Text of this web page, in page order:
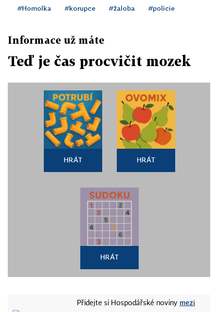
#Homolka #korupce #žaloba #policie
Informace už máte
Teď je čas procvičit mozek
HRÁT HRÁT
HRÁT
Přidejte si Hospodářské noviny mezi